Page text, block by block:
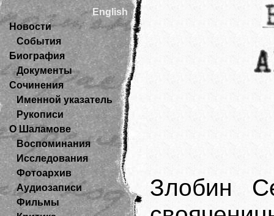
English
Новости
События
Биография
Документы
Сочинения
Именной указатель
Рукописи
О Шаламове
Воспоминания
Исследования
Фотоархив
Аудиозаписи
Фильмы
Злобин